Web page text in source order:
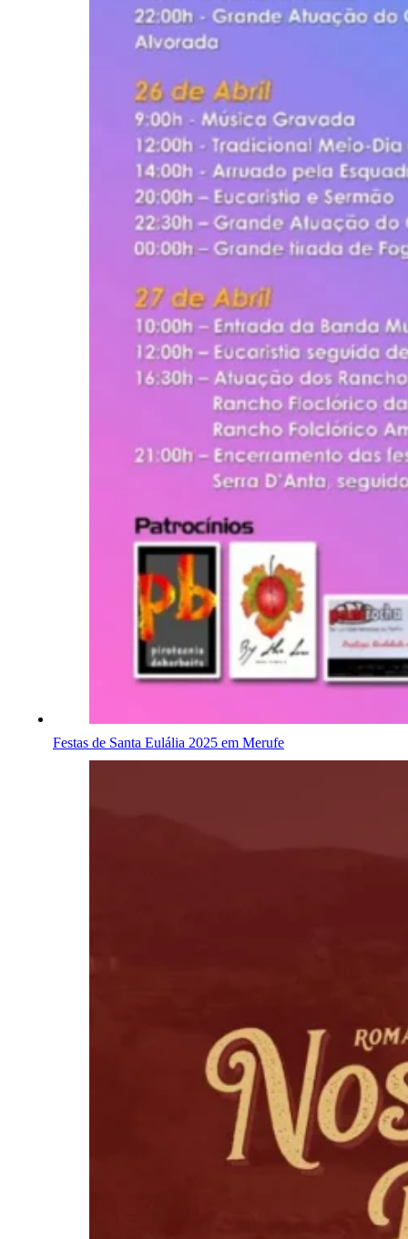
Festas de Santa Eulália 2025 em Merufe